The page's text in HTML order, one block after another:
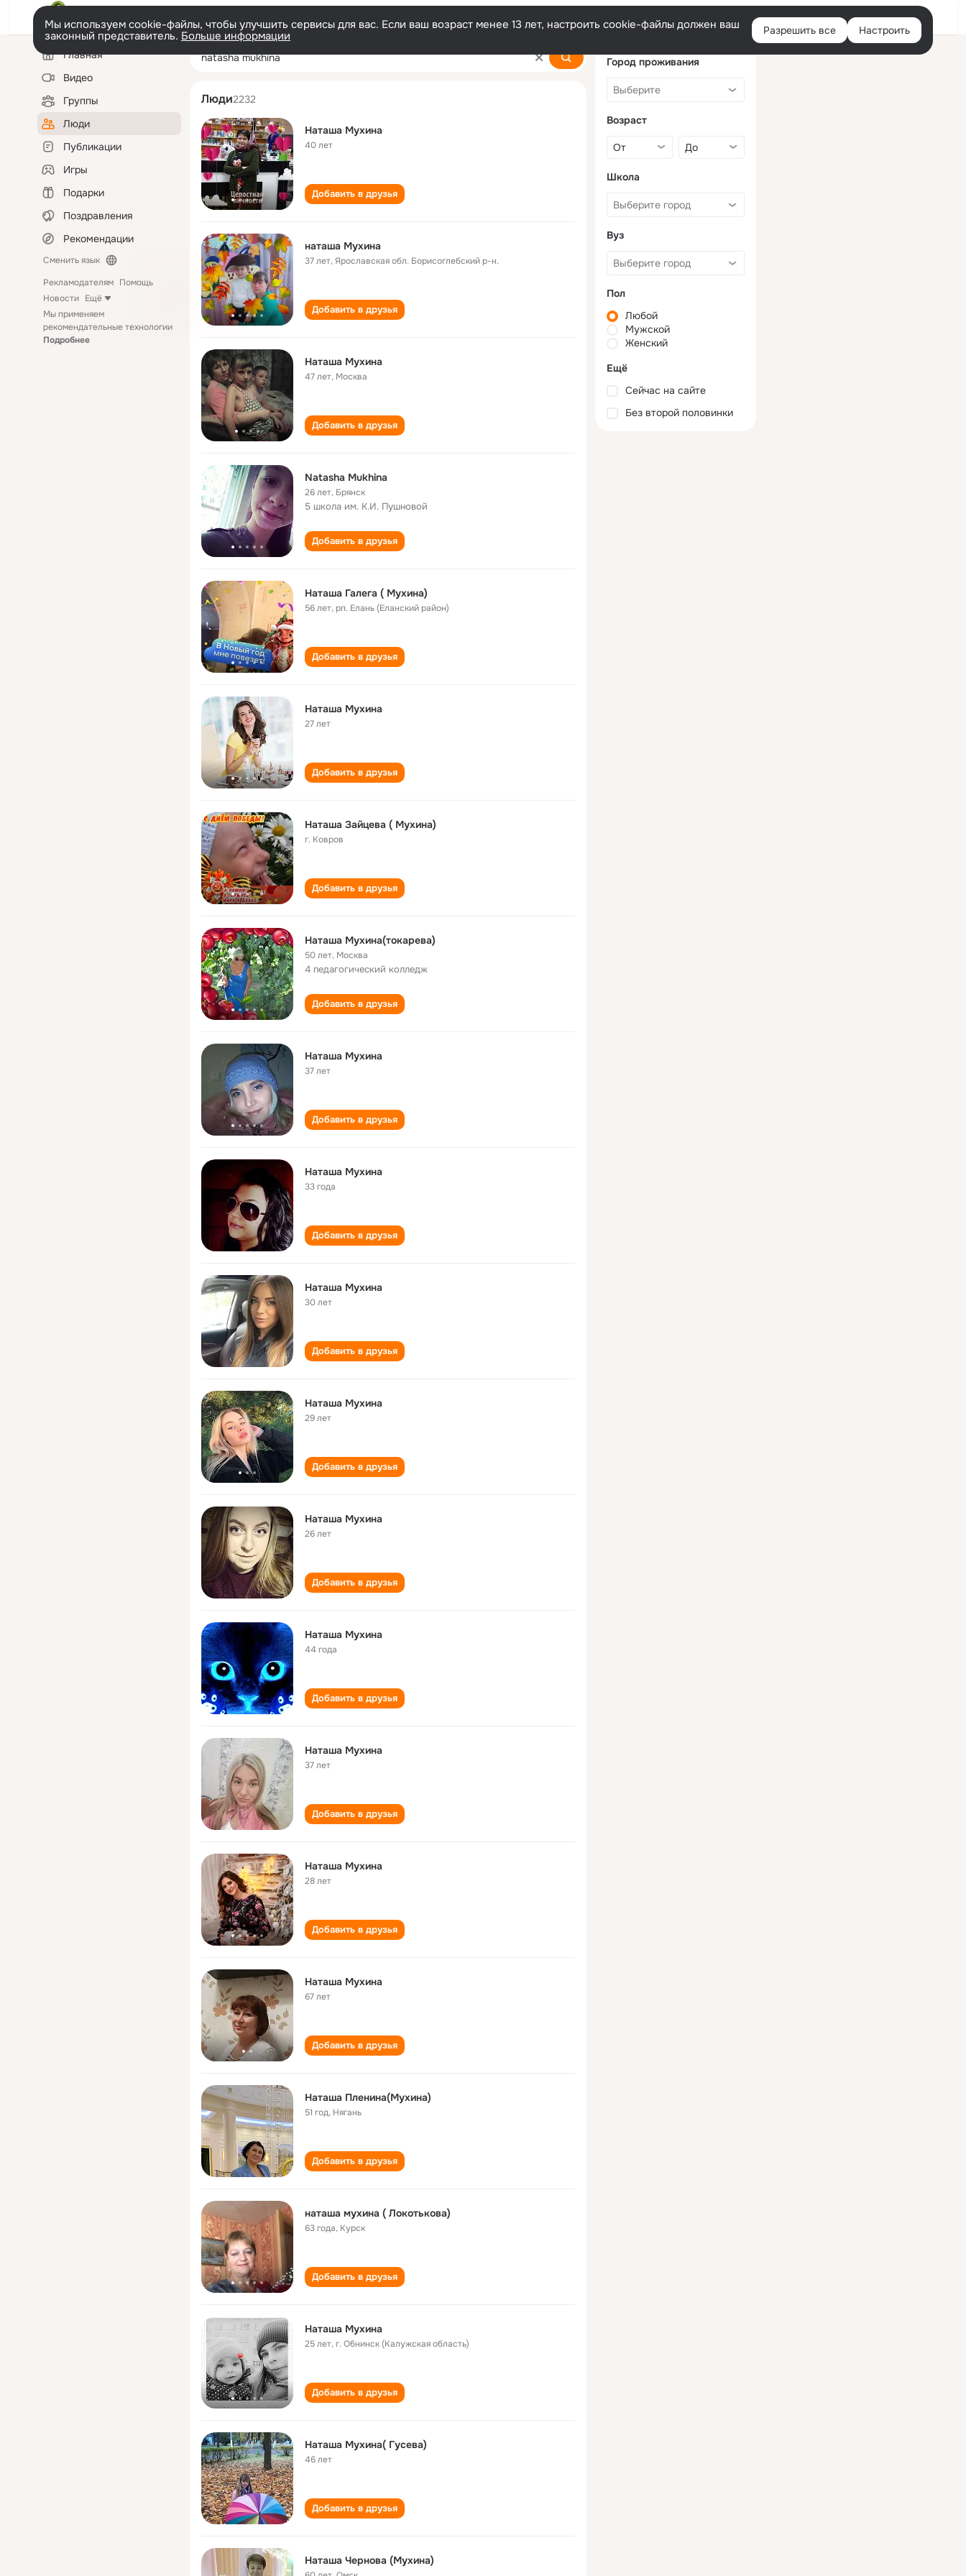
Войти
Мы используем cookie-файлы, чтобы улучшить сервисы для вас. Если ваш возраст менее 13 лет, настроить cookie-файлы должен ваш
законный представитель. Больше информации Разрешить все Настроить
Левая
колонкаГлавная
Видео
Группы
Люди
Публикации
Игры
Подарки
Поздравления
Рекомендации
Сменить язык
Рекламодателям Помощь
Новости Ещё
Мы применяем
рекомендательные технологии
Подробнее
natasha mukhina
Люди2232
Наташа Мухина
40 лет
Добавить в друзья
наташа Мухина
37 лет,Ярославская обл. Борисоглебский р-н.
Добавить в друзья
Наташа Мухина
47 лет, Москва
Добавить в друзья
Natasha Mukhina
26 лет, Брянск
5 школа им. К.И. Пушновой
Добавить в друзья
Наташа Галега ( Мухина)
56 лет,рп. Елань (Еланский район)
Добавить в друзья
Наташа Мухина
27 лет
Добавить в друзья
Наташа Зайцева ( Мухина)
г. Ковров
Добавить в друзья
Наташа Мухина(токарева)
50 лет, Москва
4 педагогический колледж
Добавить в друзья
Наташа Мухина
37 лет
Добавить в друзья
Наташа Мухина
33 года
Добавить в друзья
Наташа Мухина
30 лет
Добавить в друзья
Наташа Мухина
29 лет
Добавить в друзья
Наташа Мухина
26 лет
Добавить в друзья
Наташа Мухина
44 года
Добавить в друзья
Наташа Мухина
37 лет
Добавить в друзья
Наташа Мухина
28 лет
Добавить в друзья
Наташа Мухина
67 лет
Добавить в друзья
Наташа Пленина(Мухина)
51 год, Нягань
Добавить в друзья
наташа мухина ( Локотькова)
63 года, Курск
Добавить в друзья
Наташа Мухина
25 лет,г. Обнинск (Калужская область)
Добавить в друзья
Наташа Мухина( Гусева)
46 лет
Добавить в друзья
Наташа Чернова (Мухина)
Город проживания
Возраст
Школа
Вуз
Пол
Любой
Мужской
Женский
Ещё
Сейчас на сайте
Без второй половинки